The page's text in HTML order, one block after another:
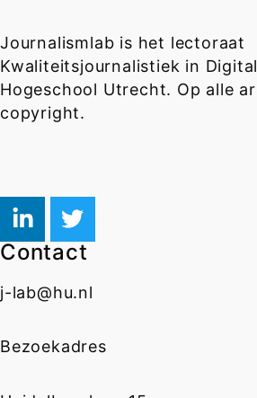
Journalismlab is het lectoraat
Kwaliteitsjournalistiek in
Hogeschool Utrecht. Op alle
copyright.
Contact
j-lab@hu.nl
Bezoekadres